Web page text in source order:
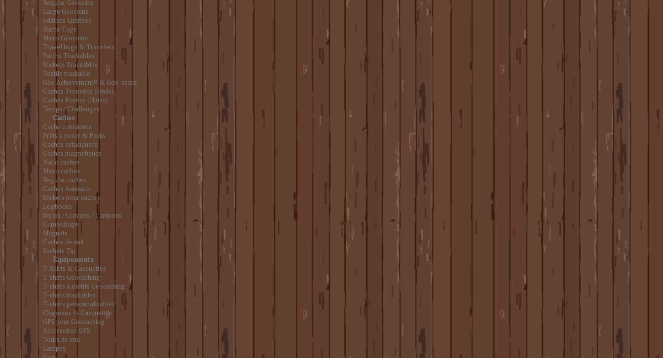
Regular Géocoins
Large Géocoins
Editions Limitées
Name Tags
Micro Géocoins
Travel bugs & Travelers
Patchs Trackables
Stickers Trackables
Textile trackable
Geo Achievement® & Geo-score
Caches Trouvées (Finds)
Caches Posées (Hides)
Temps / Challenges
Caches
Cache containers
Prêts à poser & Packs
Caches astucieuses
Caches magnétiques
Nano caches
Micro caches
Regular caches
Caches Animaux
Stickers pour caches
Logbooks
Stylos / Crayons / Tampons
Camouflage
Magnets
Caches de nuit
Sachets Zip
Équipements
T-Shirts & Casquettes
T-shirts Geocaching
T-shirts à motifs Geocaching
T-shirts trackables
T-shirts personnalisables
Chapeaux & Casquettes
GPS pour Geocaching
Accessoires GPS
Tours de cou
Lampes